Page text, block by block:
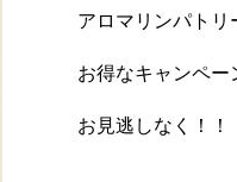
アロマリンパト
お得なキャンペー
お見逃しなく！！